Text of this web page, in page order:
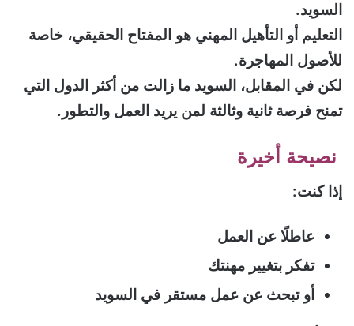
السويد.
التعليم أو التأهيل المهني هو المفتاح الحقيقي، خاصة
للأصول المهاجرة.
لكن في المقابل، السويد ما زالت من أكثر الدول التي
تمنح فرصة ثانية وثالثة لمن يريد العمل والتطور.
نصيحة أخيرة
إذا كنت:
عاطلًا عن العمل
تفكر بتغيير مهنتك
أو تبحث عن عمل مستقر في السويد